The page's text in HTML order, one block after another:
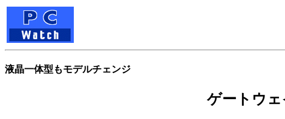
液晶一体型もモデルチェンジ
ゲートウ